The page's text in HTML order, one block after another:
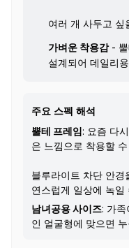
여러 개 사두고 싶
가벼운 착용감- 뿔
설계되어 데일리
주요 스펙 해석
뿔테 프레임: 요즘 다
은 느낌으로 착용할
블루라이트 차단 안
연스럽게 일상에 녹일
남녀공용 사이즈: 가
인 얼굴형에 맞으면